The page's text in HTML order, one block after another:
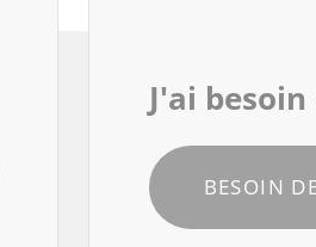
J'ai
BESOIN